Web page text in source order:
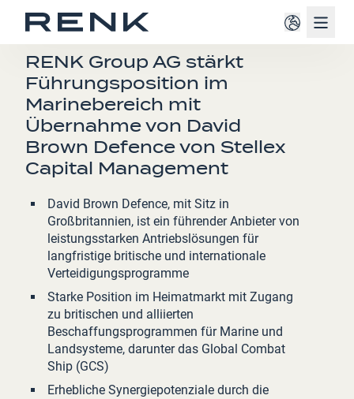
PRESSEMITTEILUNG
RENK Group AG stärkt
Führungsposition im
Marinebereich mit
Übernahme von David
Brown Defence von Stellex
Capital Management
David Brown Defence, mit Sitz in
Großbritannien, ist ein führender Anbieter von
leistungsstarken Antriebslösungen für
langfristige britische und internationale
Verteidigungsprogramme
Starke Position im Heimatmarkt mit Zugang
zu britischen und alliierten
Beschaffungsprogrammen für Marine und
Landsysteme, darunter das Global Combat
Ship (GCS)
Erhebliche Synergiepotenziale durch die